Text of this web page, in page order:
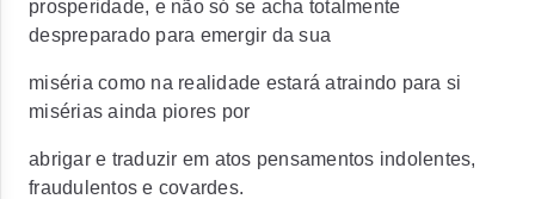
prosperidade, e não só se acha totalmente
despreparado para emergir da sua
miséria como na realidade estará atraindo para si
misérias ainda piores por
abrigar e traduzir em atos pensamentos indolentes,
fraudulentos e covardes.